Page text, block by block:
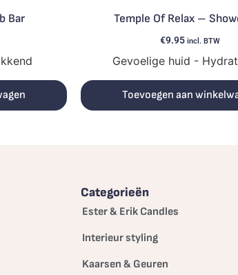
Bar Temple Of Relax –
€9.95 incl. BTW
Gevoelige huid -
Toevoegen aan
Categorieën
Ester & Erik Candles
Interieur styling
Kaarsen & Geuren